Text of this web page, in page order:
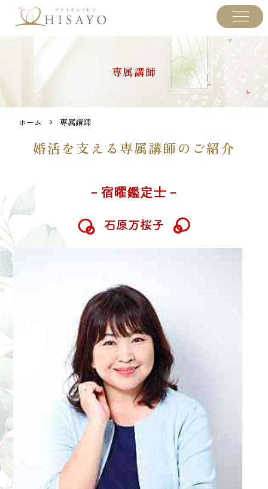
専属講師
ホーム 専属講師
婚活を支える専属講師のご紹介
－宿曜鑑定士－
石原万桜子